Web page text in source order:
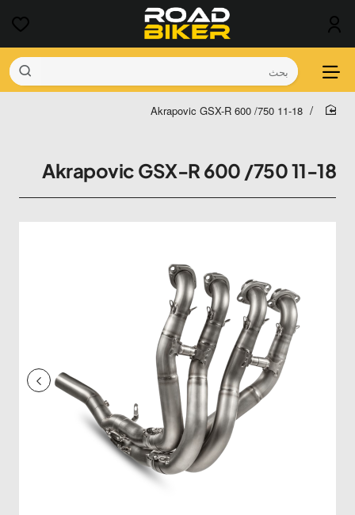
بحث
Akrapovic GSX-R 600 /750 11-18
Akrapovic GSX-R 600 /750 11-18